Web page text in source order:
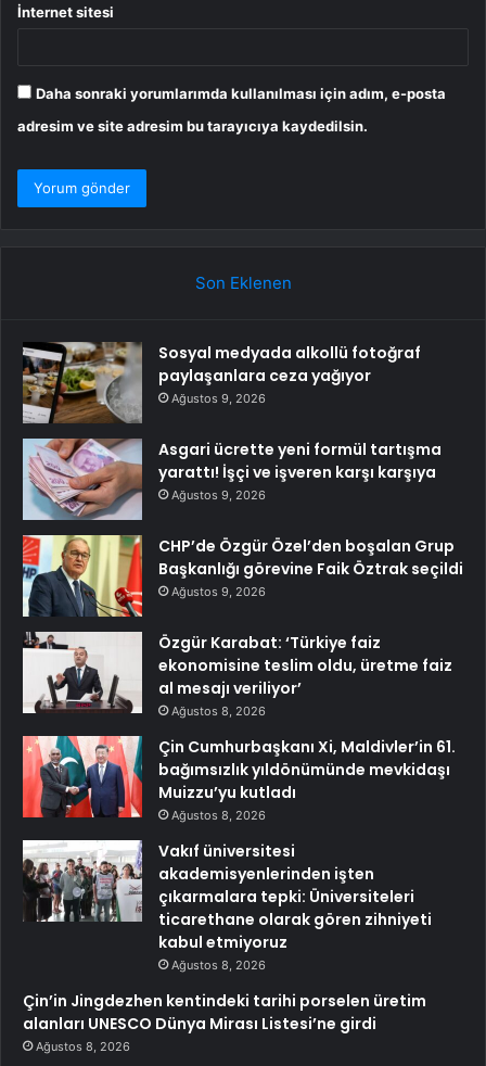
İnternet sitesi
Daha sonraki yorumlarımda kullanılması için adım, e-posta
adresim ve site adresim bu tarayıcıya kaydedilsin.
Son Eklenen
Sosyal medyada alkollü fotoğraf
paylaşanlara ceza yağıyor
Ağustos 9, 2026
Asgari ücrette yeni formül tartışma
yarattı! İşçi ve işveren karşı karşıya
Ağustos 9, 2026
CHP’de Özgür Özel’den boşalan Grup
Başkanlığı görevine Faik Öztrak seçildi
Ağustos 9, 2026
Özgür Karabat: ‘Türkiye faiz
ekonomisine teslim oldu, üretme faiz
al mesajı veriliyor’
Ağustos 8, 2026
Çin Cumhurbaşkanı Xi, Maldivler’in 61.
bağımsızlık yıldönümünde mevkidaşı
Muizzu’yu kutladı
Ağustos 8, 2026
Vakıf üniversitesi
akademisyenlerinden işten
çıkarmalara tepki: Üniversiteleri
ticarethane olarak gören zihniyeti
kabul etmiyoruz
Ağustos 8, 2026
Çin’in Jingdezhen kentindeki tarihi porselen üretim
alanları UNESCO Dünya Mirası Listesi’ne girdi
Ağustos 8, 2026